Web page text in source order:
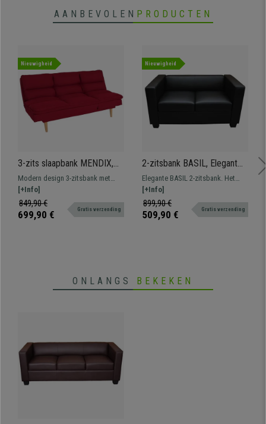
AANBEVOLEN PRODUCTEN
Nieuwigheid
3-zits slaapbank MENDIX,
Slaapfunctie 180 x 110 cm,
Modern Ontwerp, Groot
Comfort, in Rode Stof
Modern design 3-zitsbank met
dikke vulling en rubberhouten
poten.
[+Info]
849,90 €
699,90 € Gratis verzending
Nieuwigheid
2-zitsbank BASIL, Elegant
Ontwerp, elegant Ontwerp,
in Leder, Kleur Zwart
Elegante BASIL 2-zitsbank. Het
exclusieve ontwerp brengt stijl
naar elke ruimte. Design, kwaliteit
en stijl voor de beste prijs!
[+Info]
899,90 €
509,90 € Gratis verzending
ONLANGS BEKEKEN